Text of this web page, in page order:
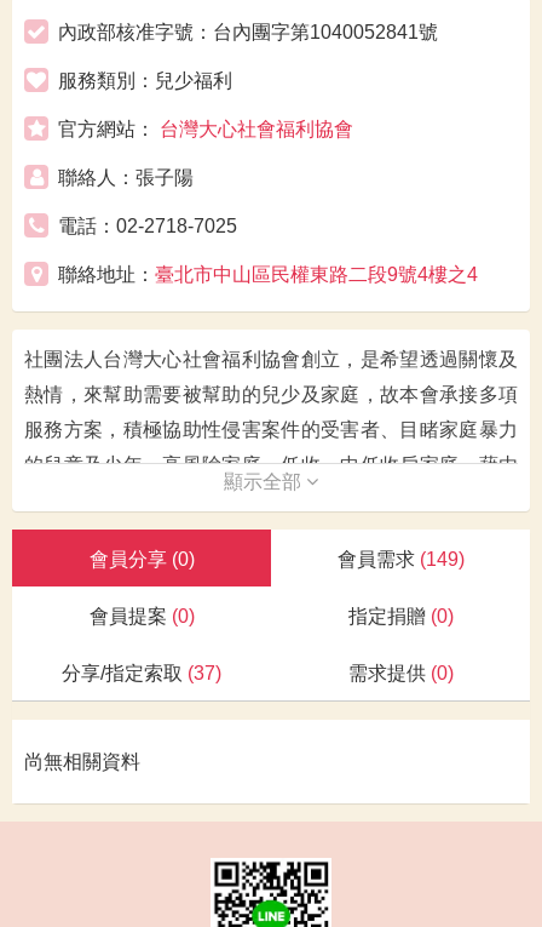
內政部核准字號：台內團字第1040052841號
服務類別：兒少福利
官方網站： 台灣大心社會福利協會
聯絡人：張子陽
電話：02-2718-7025
聯絡地址： 臺北市中山區民權東路二段9號4樓之4
社團法人台灣大心社會福利協會創立，是希望透過關懷及
熱情，來幫助需要被幫助的兒少及家庭，故本會承接多項
服務方案，積極協助性侵害案件的受害者、目睹家庭暴力
的兒童及少年、高風險家庭、低收、中低收戶家庭，藉由
「溫暖包容」、「接納同理」、「體貼關懷」及「安心」
的環境中逐漸穩定、復原，找到繼續向前努力的力量。
請參閱官網資訊: https: // www . 7025gh . org . tw
顯示全部
會員分享 (0) 會員需求 (149)
會員提案 (0) 指定捐贈 (0)
分享/指定索取 (37) 需求提供 (0)
尚無相關資料